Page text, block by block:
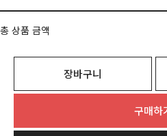
총 상품 금액
장바구니
구매하